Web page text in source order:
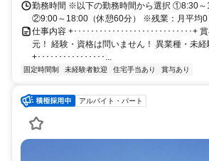
勤務時間 ※以下の勤務時間から選択 ①8:30～
②9:00～18:00（休憩60分） ※残業：月平均0
仕事内容 +････････････････････････････+
元！ 経験・資格は問いません！ 異業種・未経
+････････････････...
固定時間制 未経験者歓迎 住宅手当あり 賞与あり
アルバイト・パート